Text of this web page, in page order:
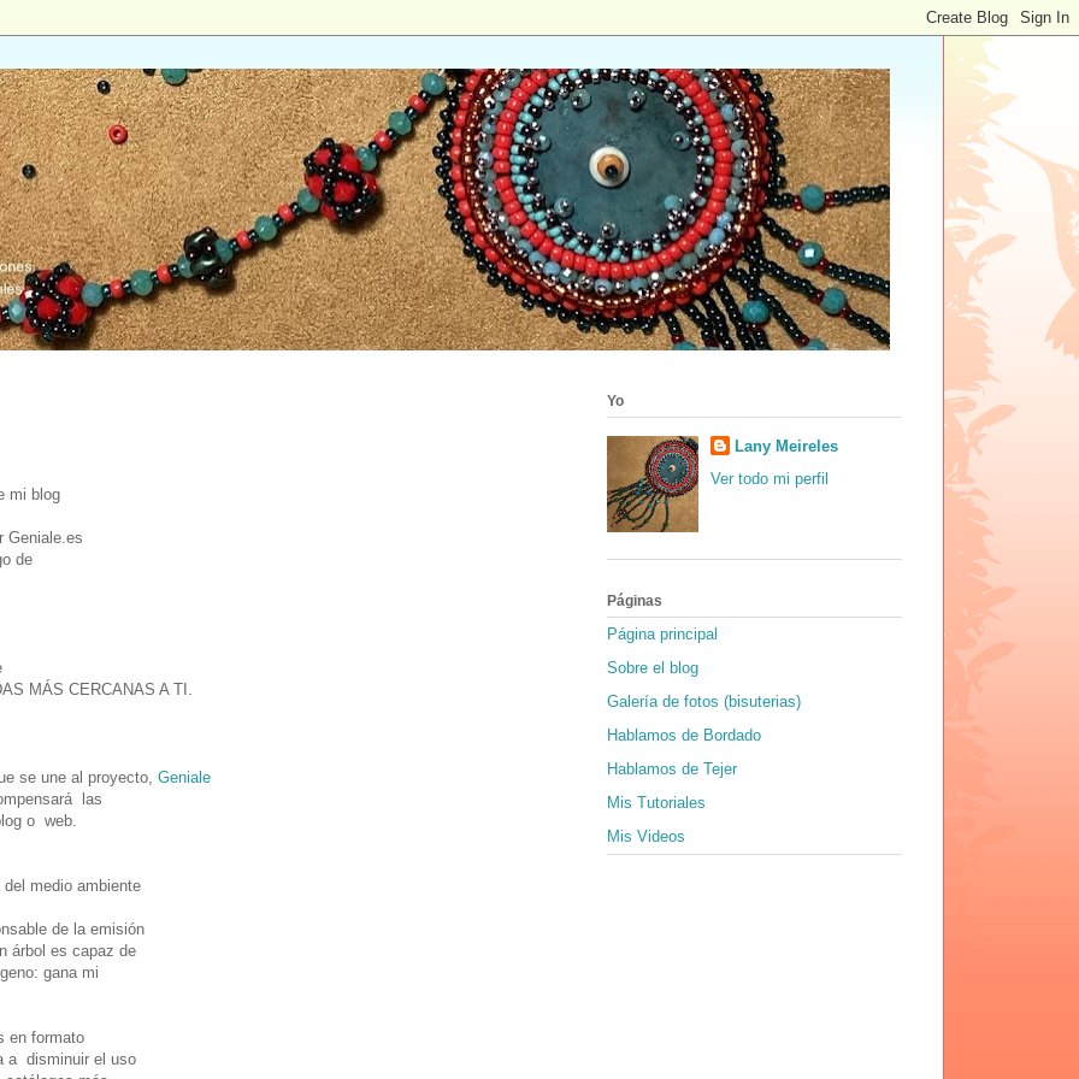
mi blog
Geniale.es
de
MÁS CERCANAS A TI.
se une al proyecto, Geniale
las
o web.
medio ambiente
de la emisión
árbol es capaz de
gana mi
en formato
a disminuir el uso
Yo
Lany Meireles
Ver todo mi perfil
Páginas
Página principal
Sobre el blog
Galería de fotos (bisuterias)
Hablamos de Bordado
Hablamos de Tejer
Mis Tutoriales
Mis Videos